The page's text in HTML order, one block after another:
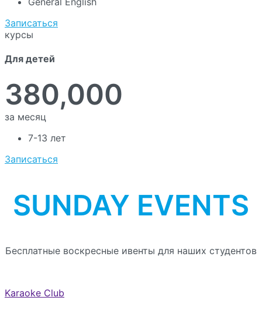
Записаться
курсы
Для детей
380,000
за месяц
7-13 лет
Записаться
SUNDAY EVENTS
Бесплатные воскресные ивенты для наших студентов
Karaoke Club